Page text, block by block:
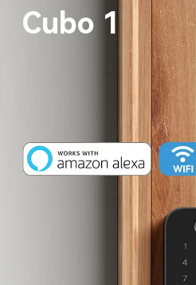
Cubo 1